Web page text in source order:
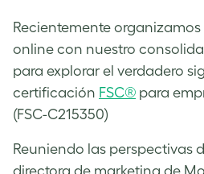
Recientemente
online con nuestro
para explorar el verdadero
certificación FSC® para
(FSC-C215350)
Reuniendo las perspectivas
directora de marketing de